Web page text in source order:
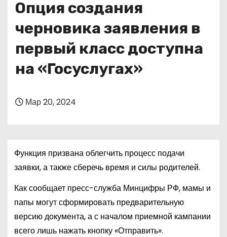
Опция создания
черновика заявления в
первый класс доступна
на «Госуслугах»
Мар 20, 2024
Функция призвана облегчить процесс подачи
заявки, а также сберечь время и силы родителей.
Как сообщает пресс-служба Минцифры РФ, мамы и
папы могут сформировать предварительную
версию документа, а с началом приемной кампании
всего лишь нажать кнопку «Отправить».